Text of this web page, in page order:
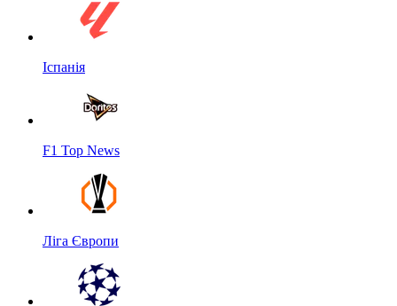
Іспанія
F1 Top News
Ліга Європи